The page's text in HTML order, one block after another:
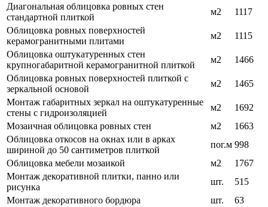
Диагональная облицовка ровных стен
стандартной плиткой
м2
1117
Облицовка ровных поверхностей
керамогранитными плитами
м2
1115
Облицовка оштукатуренных стен
крупногабаритной керамогранитной плиткой
м2
1466
Облицовка ровных поверхностей плиткой с
зеркальной основой
м2
1465
Монтаж габаритных зеркал на оштукатуренные
стены с гидроизоляцией
м2
1692
Мозаичная облицовка ровных стен
м2
1663
Облицовка откосов на окнах или в арках
шириной до 50 сантиметров плиткой
пог.м 998
Облицовка мебели мозаикой
м2
1767
Монтаж декоративной плитки, панно или
рисунка
шт.
515
Монтаж декоративного бордюра
шт.
63